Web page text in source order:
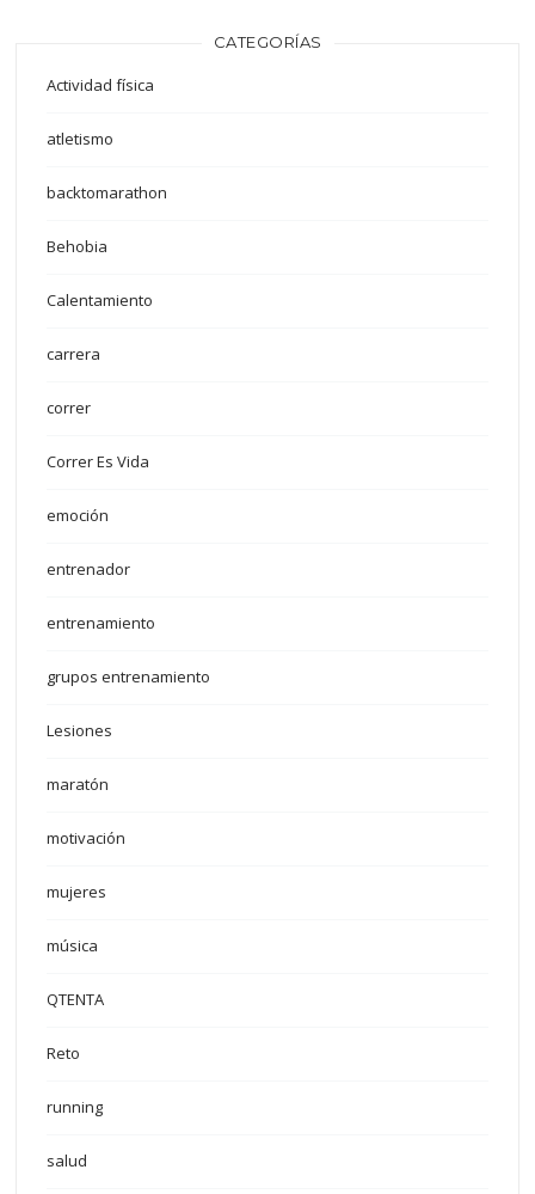
CATEGORÍAS
Actividad física
atletismo
backtomarathon
Behobia
Calentamiento
carrera
correr
Correr Es Vida
emoción
entrenador
entrenamiento
grupos entrenamiento
Lesiones
maratón
motivación
mujeres
música
QTENTA
Reto
running
salud